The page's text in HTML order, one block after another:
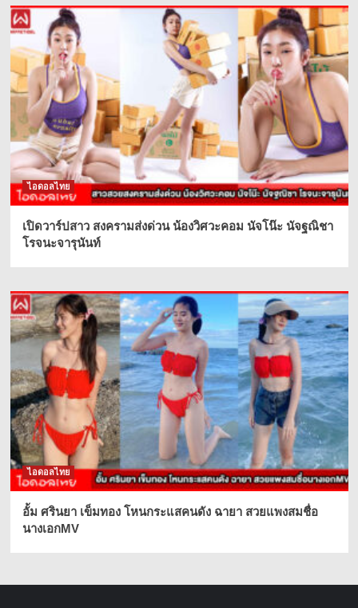
ไอดอลไทย
เปิดวาร์ปสาว สงครามส่งด่วน น้องวิศวะคอม นัจโน๊ะ นัจฐณิชา
โรจนะจารุนันท์
ไอดอลไทย
อั้ม ศรินยา เข็มทอง โหนกระแสคนดัง ฉายา สวยแพงสมชื่อ
นางเอกMV